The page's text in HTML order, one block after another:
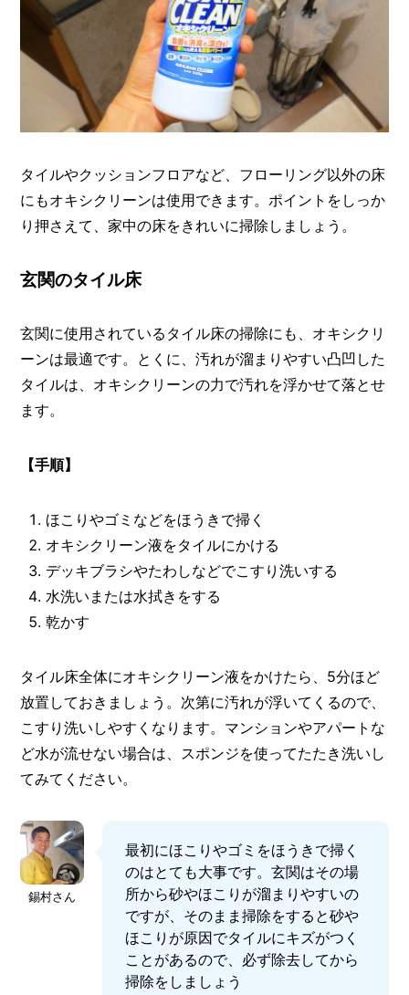
タイルやクッションフロアなど、フローリング以外の床
にもオキシクリーンは使用できます。ポイントをしっか
り押さえて、家中の床をきれいに掃除しましょう。
玄関のタイル床
玄関に使用されているタイル床の掃除にも、オキシクリ
ーンは最適です。とくに、汚れが溜まりやすい凸凹した
タイルは、オキシクリーンの力で汚れを浮かせて落とせ
ます。
【手順】
ほこりやゴミなどをほうきで掃く
オキシクリーン液をタイルにかける
デッキブラシやたわしなどでこすり洗いする
水洗いまたは水拭きをする
乾かす
タイル床全体にオキシクリーン液をかけたら、5分ほど
放置しておきましょう。次第に汚れが浮いてくるので、
こすり洗いしやすくなります。マンションやアパートな
ど水が流せない場合は、スポンジを使ってたたき洗いし
てみてください。
錫村さん
最初にほこりやゴミをほうきで掃く
のはとても大事です。玄関はその場
所から砂やほこりが溜まりやすいの
ですが、そのまま掃除をすると砂や
ほこりが原因でタイルにキズがつく
ことがあるので、必ず除去してから
掃除をしましょう